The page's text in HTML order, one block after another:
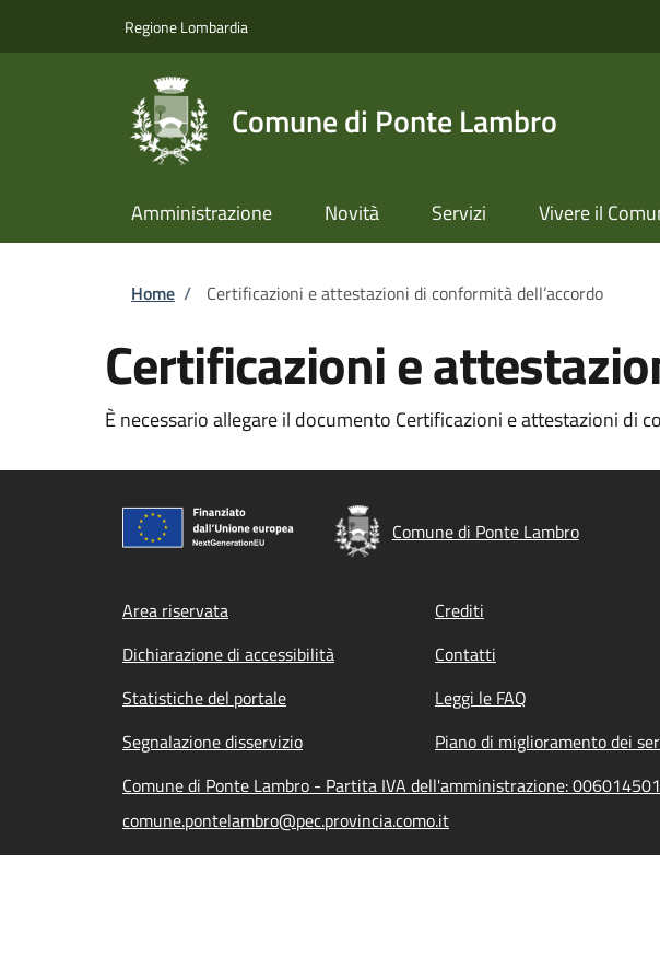
Regione Lombardia
Comune di Ponte Lambro
Amministrazione Novità Servizi Vivere il
Briciole di pane
Home / Certificazioni e attestazioni di conformità dell’accordo
Certificazioni e
È necessario allegare il documento Certificazioni e attestazioni di
Comune di Ponte Lambro
Footer menu
Area riservata Crediti
Dichiarazione di accessibilità
Contatti
Statistiche del portale
Leggi le FAQ
Segnalazione disservizio
Piano di miglioramento dei
Comune di Ponte Lambro - Partita IVA dell'amministrazione:
comune.pontelambro@pec.provincia.como.it